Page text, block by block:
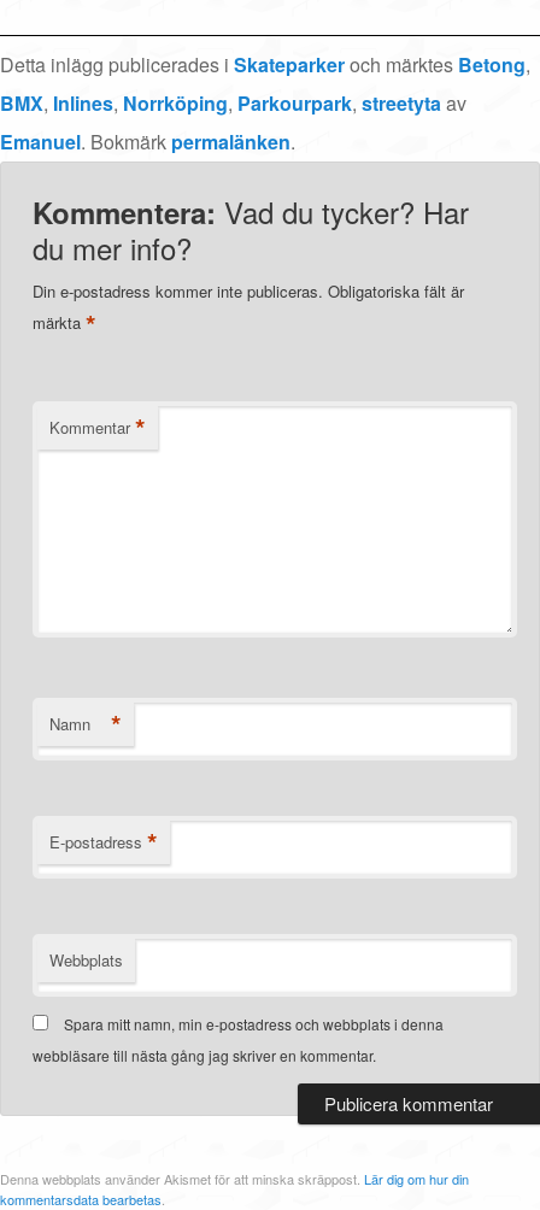
Detta inlägg publicerades i Skateparkeroch märktes Betong,
BMX, Inlines, Norrköping, Parkourpark, streetytaav
Emanuel. Bokmärk permalänken.
Kommentera: Vad du tycker? Har
du mer info?
Din e-postadress kommer inte publiceras. Obligatoriska fält är
märkta *
Kommentar *
Namn *
E-postadress *
Webbplats
Spara mitt namn, min e-postadress och webbplats i denna
webbläsare till nästa gång jag skriver en kommentar.
Denna webbplats använder Akismet för att minska skräppost. Lär dig om hur din
kommentarsdata bearbetas